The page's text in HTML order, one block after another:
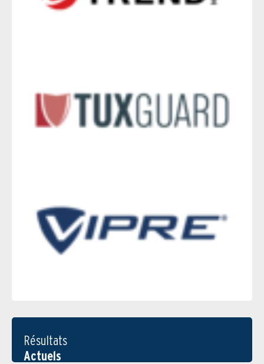
Résultats
Actuels